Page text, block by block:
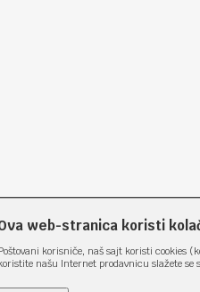
web-stranica koristi
korisniče, naš sajt koristi cookies
našu Internet prodavnicu slažete se